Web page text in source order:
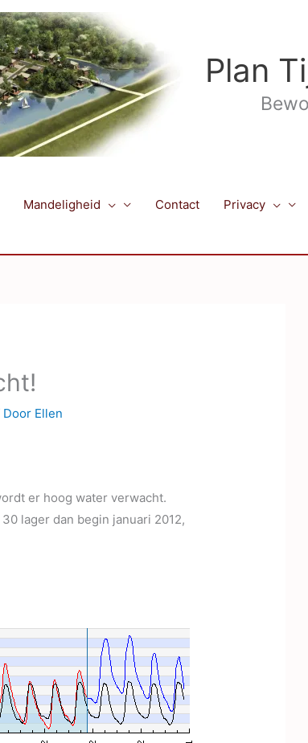
Plan
Mandeligheid Contact Privacy
Door Ellen
er hoog water verwacht.
lager dan begin januari 2012,